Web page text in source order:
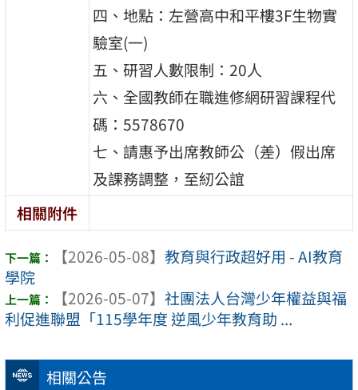
相關公告
四、地點：左營高中和平樓3F生物實
驗室(一)
五、研習人數限制：20人
六、全國教師在職進修網研習課程代
碼：5578670
七、請惠予出席教師公（差）假出席
及課務調整，至紉公誼
相關附件
【2026-05-08】 教育與行政超好用 - AI教育
學院
【2026-05-07】 社團法人台灣少年權益與福
利促進聯盟「115學年度 逆風少年教育助 ...